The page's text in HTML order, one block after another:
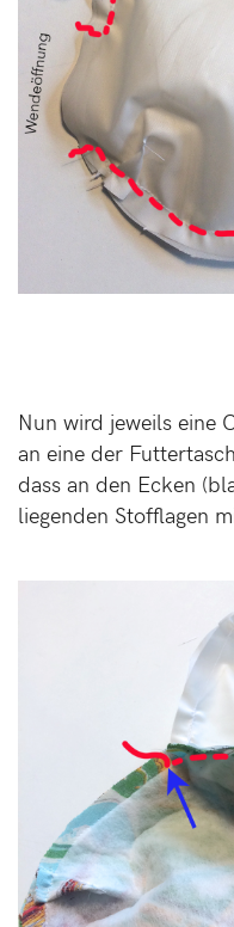
Nun wird jeweils eine
an eine der
dass an den Ecken
liegenden Stofflagen